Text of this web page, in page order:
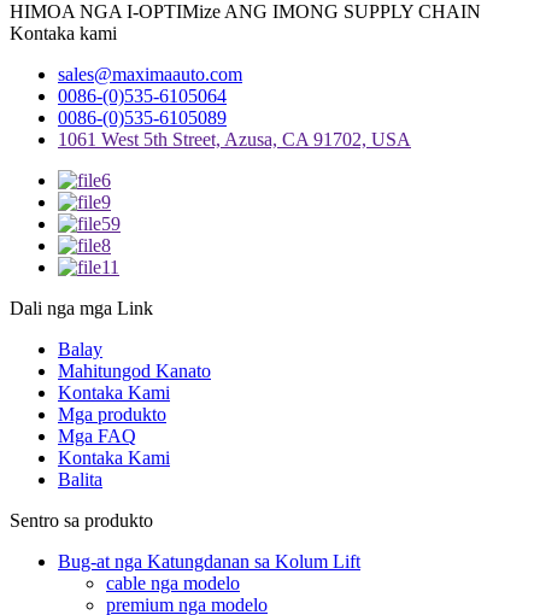
HIMOA NGA I-OPTIMize ANG IMONG SUPPLY CHAIN
Kontaka kami
sales@maximaauto.com
0086-(0)535-6105064
0086-(0)535-6105089
1061 West 5th Street, Azusa, CA 91702, USA
Dali nga mga Link
Balay
Mahitungod Kanato
Kontaka Kami
Mga produkto
Mga FAQ
Kontaka Kami
Balita
Sentro sa produkto
Bug-at nga Katungdanan sa Kolum Lift
cable nga modelo
premium nga modelo